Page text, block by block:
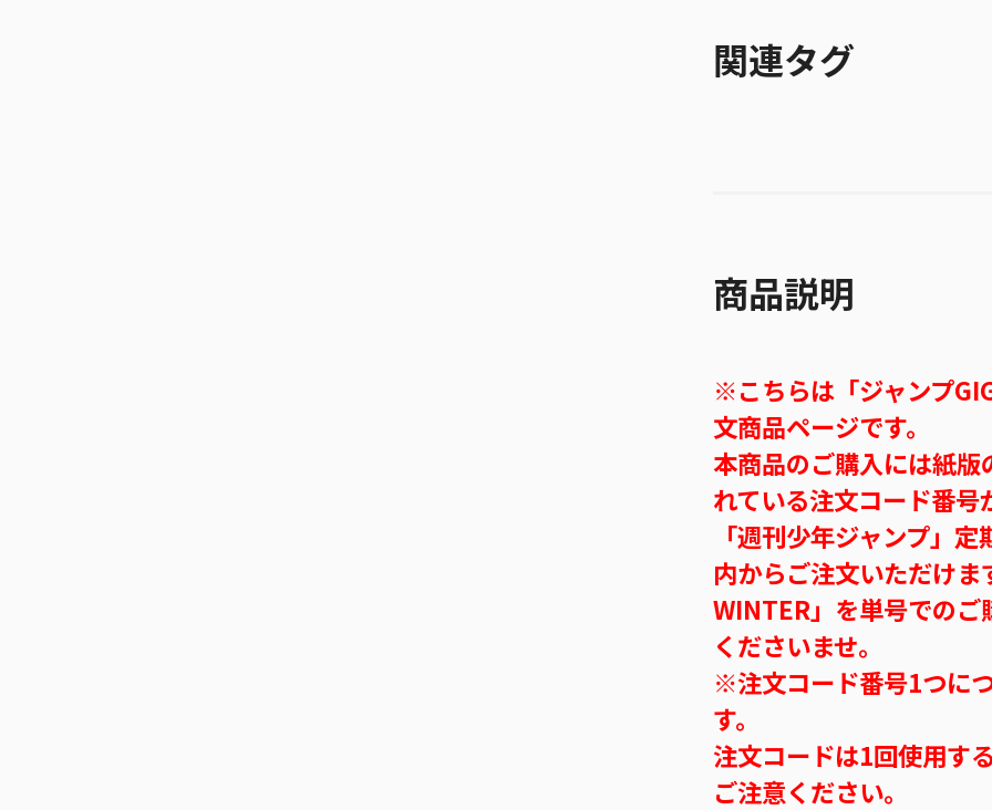
関連タグ
商品説明
※こちらは「ジャンプ
文商品ページです。
本商品のご購入には紙
れている注文コード番
「週刊少年ジャンプ」
内からご注文いただけ
WINTER」を単号での
くださいませ。
※注文コード番号1つに
す。
注文コードは1回使用す
ご注意ください。